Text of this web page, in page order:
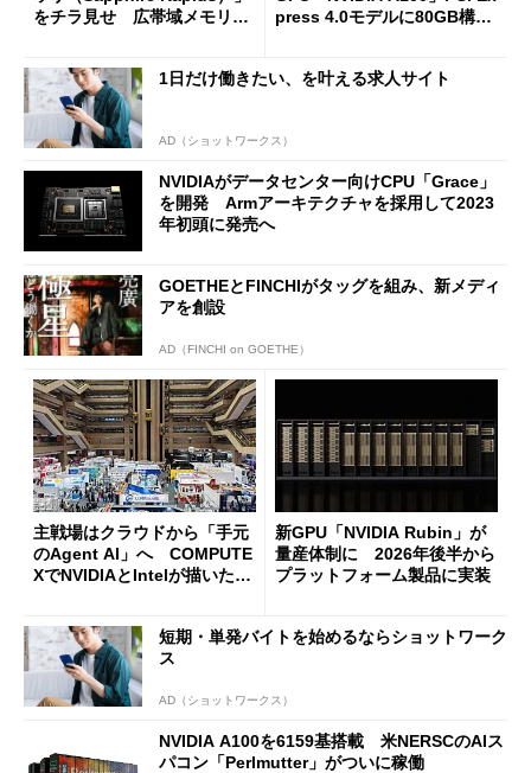
をチラ見せ 広帯域メモリ内
press 4.0モデルに80GB構成
1日だけ働きたい、を叶える求人サイト
AD（ショットワークス）
NVIDIAがデータセンター向けCPU「Grace」
を開発 Armアーキテクチャを採用して2023
年初頭に発売へ
GOETHEとFINCHIがタッグを組み、新メディ
アを創設
AD（FINCHI on GOETHE）
主戦場はクラウドから「手元
のAgent AI」へ COMPUTE
XでNVIDIAとIntelが描いた次
新GPU「NVIDIA Rubin」が
量産体制に 2026年後半から
プラットフォーム製品に実装
短期・単発バイトを始めるならショットワーク
ス
AD（ショットワークス）
NVIDIA A100を6159基搭載 米NERSCのAIス
パコン「Perlmutter」がついに稼働